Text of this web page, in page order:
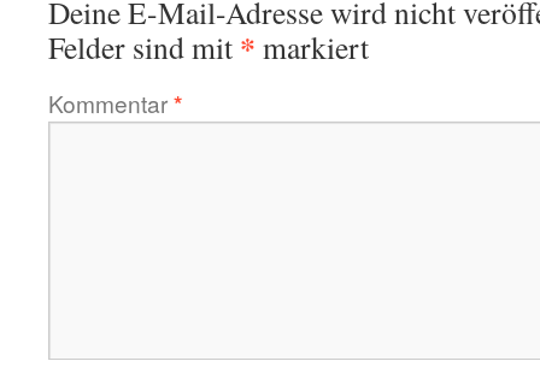
Deine E-Mail-Adresse wird nicht
Felder sind mit * markiert
Kommentar*